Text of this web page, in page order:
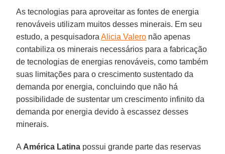
As tecnologias para aproveitar as fontes de energia
renováveis utilizam muitos desses minerais. Em seu
estudo, a pesquisadoraAlicia Valero não apenas
contabiliza os minerais necessários para a fabricação
de tecnologias de energias renováveis, como também
suas limitações para o crescimento sustentado da
demanda por energia, concluindo que não há
possibilidade de sustentar um crescimento infinito da
demanda por energia devido à escassez desses
minerais.
A América Latina possui grande parte das reservas